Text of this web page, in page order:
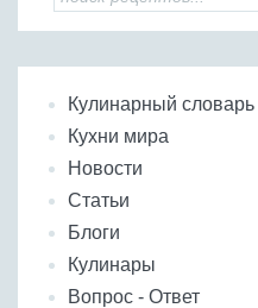
Кулинарный словарь
Кухни мира
Новости
Статьи
Блоги
Кулинары
Вопрос - Ответ